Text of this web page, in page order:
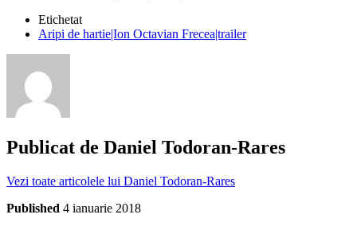
Etichetat
Aripi de hartie|Ion Octavian Frecea|trailer
Publicat de Daniel Todoran-Rares
Vezi toate articolele lui Daniel Todoran-Rares
Published 4 ianuarie 2018